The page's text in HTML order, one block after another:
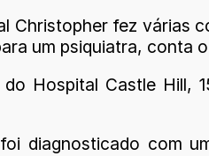
Christopher fez várias
um psiquiatra, conta
Hospital Castle Hill,
diagnosticado com